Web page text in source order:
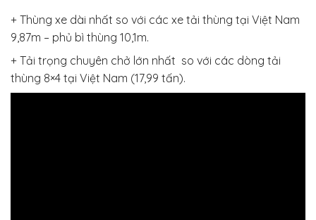
+ Thùng xe dài nhất so với các xe tải thùng tại Việt Nam
9,87m – phủ bì thùng 10,1m.
+ Tải trọng chuyên chở lớn nhất so với các dòng tải
thùng 8×4 tại Việt Nam (17,99 tấn).